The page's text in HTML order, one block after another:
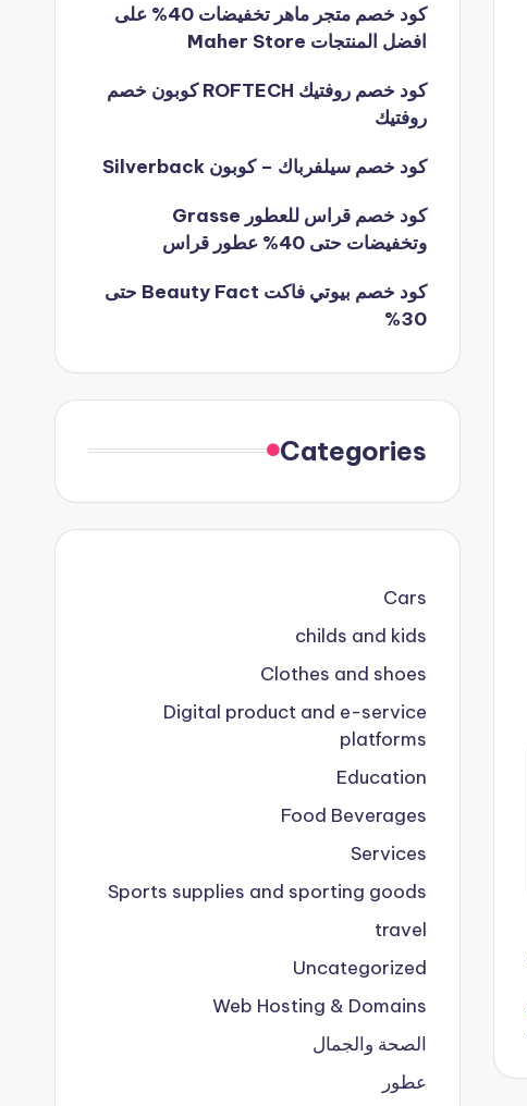
كود خصم متجر ماهر تخفيضات 40% على
افضل المنتجات Maher Store
كود خصم روفتيك ROFTECH كوبون خصم
روفتيك
كود خصم سيلفرباك – كوبون Silverback
كود خصم قراس للعطور Grasse
وتخفيضات حتى 40% عطور قراس
كود خصم بيوتي فاكت Beauty Fact حتى
30%
Categories
Cars
childs and kids
Clothes and shoes
Digital product and e-service
platforms
Education
Food Beverages
Services
Sports supplies and sporting goods
travel
Uncategorized
Web Hosting & Domains
الصحة والجمال
عطور